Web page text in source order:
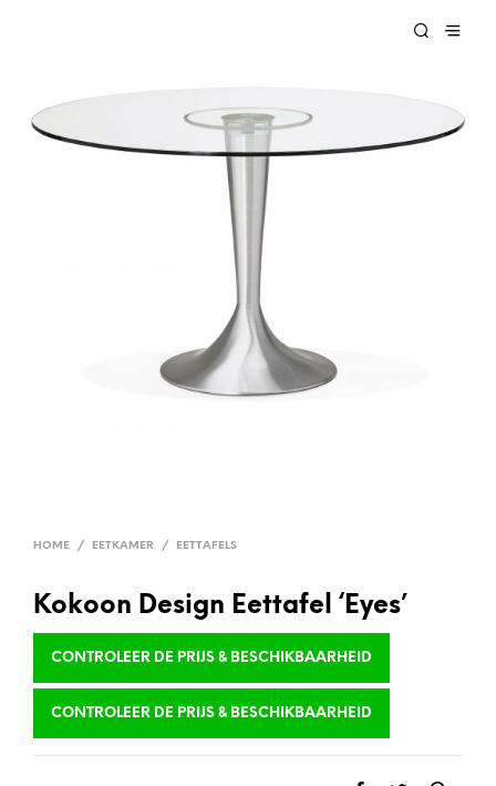
HOME / EETKAMER / EETTAFELS
Kokoon Design Eettafel ‘Eyes’
CONTROLEER DE PRIJS & BESCHIKBAARHEID
CONTROLEER DE PRIJS & BESCHIKBAARHEID